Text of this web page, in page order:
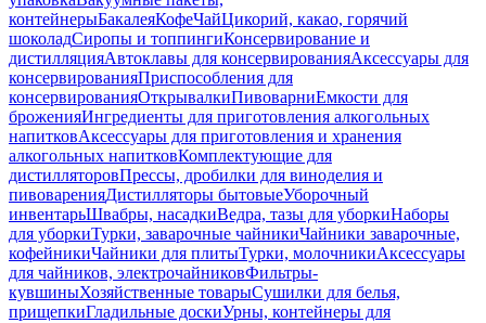
контейнерыБакалеяКофеЧайЦикорий, какао, горячий
шоколадСиропы и топпингиКонсервирование и
дистилляцияАвтоклавы для консервированияАксессуары для
консервированияПриспособления для
консервированияОткрывалкиПивоварниЕмкости для
броженияИнгредиенты для приготовления алкогольных
напитковАксессуары для приготовления и хранения
алкогольных напитковКомплектующие для
дистилляторовПрессы, дробилки для виноделия и
пивоваренияДистилляторы бытовыеУборочный
инвентарьШвабры, насадкиВедра, тазы для уборкиНаборы
для уборкиТурки, заварочные чайникиЧайники заварочные,
кофейникиЧайники для плитыТурки, молочникиАксессуары
для чайников, электрочайниковФильтры-
кувшиныХозяйственные товарыСушилки для белья,
прищепкиГладильные доскиУрны, контейнеры для